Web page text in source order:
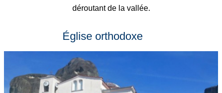
déroutant de la vallée.
Église orthodoxe